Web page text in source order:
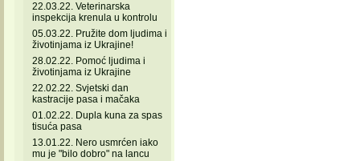
22.03.22. Veterinarska
inspekcija krenula u kontrolu
05.03.22. Pružite dom ljudima i
životinjama iz Ukrajine!
28.02.22. Pomoć ljudima i
životinjama iz Ukrajine
22.02.22. Svjetski dan
kastracije pasa i mačaka
01.02.22. Dupla kuna za spas
tisuća pasa
13.01.22. Nero usmrćen iako
mu je "bilo dobro" na lancu